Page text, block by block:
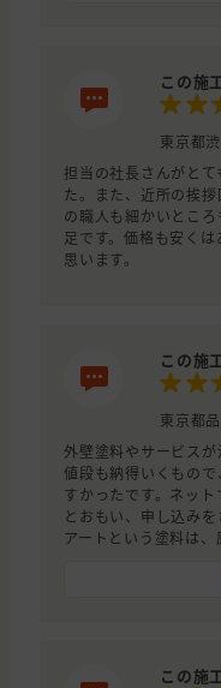
頼性など総合的にみ
出来上がりにとても満
この施
東京都
担当の社長さんがと
た。また、近所の挨
の職人も細かいとこ
足です。価格も安く
思います。
この施
東京都
外壁塗料やサービスが
値段も納得いくもの
すかったです。ネッ
とおもい、申し込み
アートという塗料は
なオプションをつけ
この施